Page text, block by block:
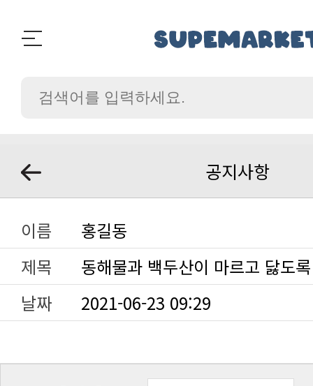
공지사항
이름
홍길동
제목
동해물과 백두산이 마르고 닳도
날짜
2021-06-23 09:29